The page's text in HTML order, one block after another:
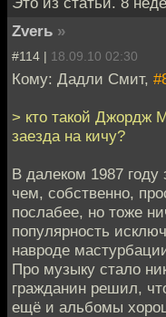
Zverь »
#114 | 18.09.10 02:30
Кому: Дадли Смит,
> кто такой Джордж
заезда на кичу?
В далеком 1987
чем, собственно,
послабее, но тоже
популярность
навроде
Про музыку стало
гражданин решил,
ещё и альбомы